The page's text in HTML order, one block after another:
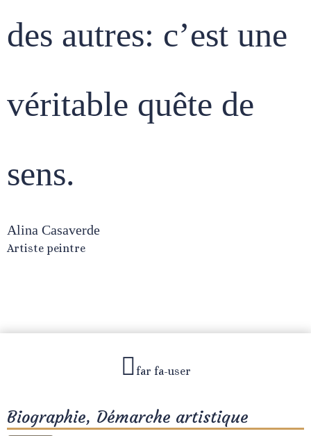
des autres: c’est une
véritable quête de
sens.
Alina Casaverde
Artiste peintre
far fa-user
Biographie, Démarche artistique